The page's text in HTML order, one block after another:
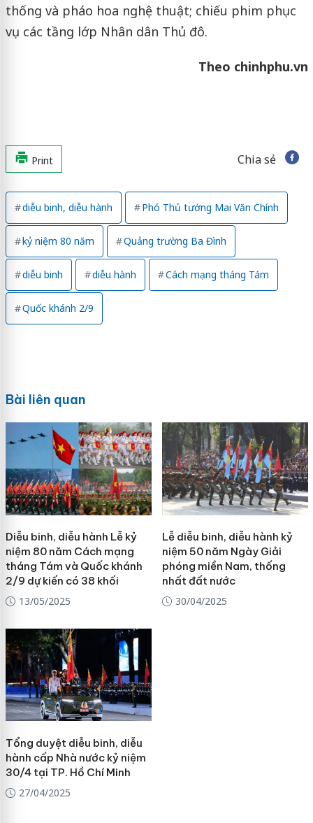
thống và pháo hoa nghệ thuật; chiếu phim phục
vụ các tầng lớp Nhân dân Thủ đô.
Theo chinhphu.vn
Print Chia sẻ
diễu binh, diễu hành Phó Thủ tướng Mai Văn Chính
kỷ niệm 80 năm Quảng trường Ba Đình
diễu binh diễu hành Cách mạng tháng Tám
Quốc khánh 2/9
Bài liên quan
Diễu binh, diễu hành Lễ kỷ
niệm 80 năm Cách mạng
tháng Tám và Quốc khánh
2/9 dự kiến có 38 khối
13/05/2025
Lễ diễu binh, diễu hành kỷ
niệm 50 năm Ngày Giải
phóng miền Nam, thống
nhất đất nước
30/04/2025
Tổng duyệt diễu binh, diễu
hành cấp Nhà nước kỷ niệm
30/4 tại TP. Hồ Chí Minh
27/04/2025